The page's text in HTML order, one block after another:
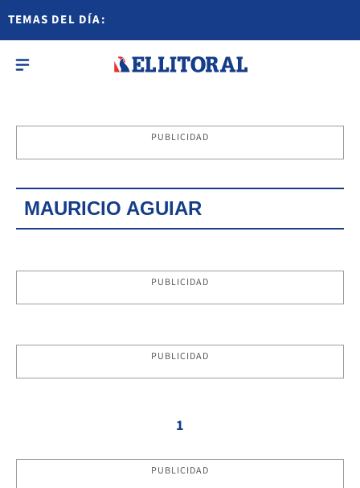
TEMAS DEL DÍA:
PUBLICIDAD
MAURICIO AGUIAR
PUBLICIDAD
PUBLICIDAD
1
PUBLICIDAD